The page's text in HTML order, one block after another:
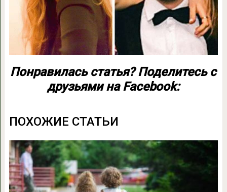
Понравилась статья? Поделитесь с
друзьями на Facebook:
ПОХОЖИЕ СТАТЬИ